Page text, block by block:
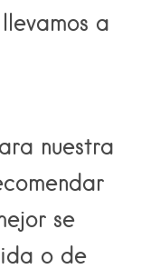
a
nuestra
se
o de